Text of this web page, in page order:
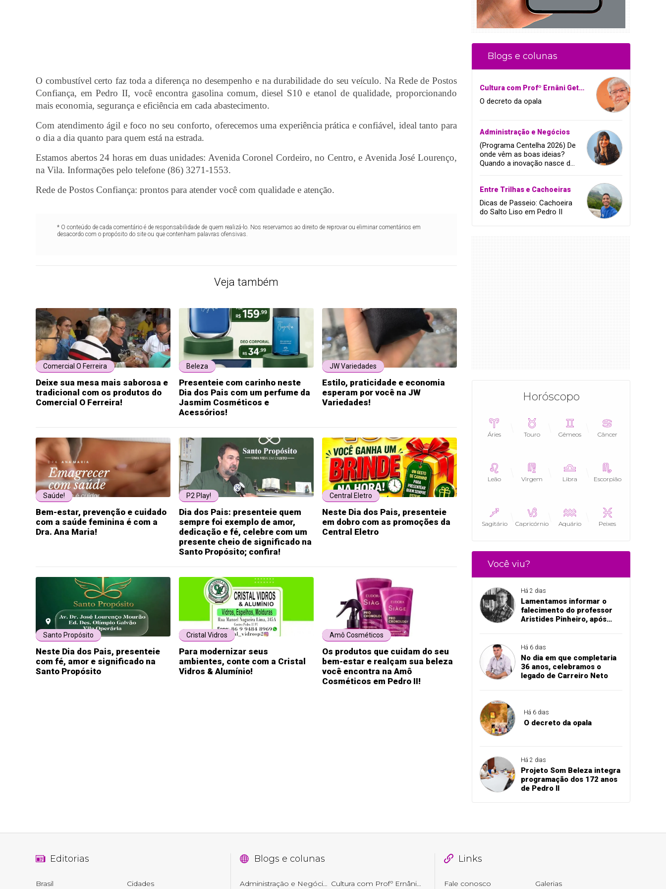
O combustível certo faz toda a diferença no desempenho e na durabilidade do seu veículo. Na Rede de Postos
Confiança, em Pedro II, você encontra gasolina comum, diesel S10 e etanol de qualidade, proporcionando
mais economia, segurança e eficiência em cada abastecimento.
Com atendimento ágil e foco no seu conforto, oferecemos uma experiência prática e confiável, ideal tanto para
o dia a dia quanto para quem está na estrada.
Estamos abertos 24 horas em duas unidades: Avenida Coronel Cordeiro, no Centro, e Avenida José Lourenço,
na Vila. Informações pelo telefone (86) 3271-1553.
Rede de Postos Confiança: prontos para atender você com qualidade e atenção.
* O conteúdo de cada comentário é de responsabilidade de quem realizá-lo. Nos reservamos ao direito de reprovar ou eliminar comentários em
desacordo com o propósito do site ou que contenham palavras ofensivas.
Veja também
Comercial O Ferreira
Deixe sua mesa mais saborosa e
tradicional com os produtos do
Comercial O Ferreira!
Beleza
Presenteie com carinho neste
Dia dos Pais com um perfume da
Jasmim Cosméticos e
Acessórios!
JW Variedades
Estilo, praticidade e economia
esperam por você na JW
Variedades!
Saúde!
Bem-estar, prevenção e cuidado
com a saúde feminina é com a
Dra. Ana Maria!
P2 Play!
Dia dos Pais: presenteie quem
sempre foi exemplo de amor,
dedicação e fé, celebre com um
presente cheio de significado na
Santo Propósito; confira!
Central Eletro
Neste Dia dos Pais, presenteie
em dobro com as promoções da
Central Eletro
Santo Propósito
Neste Dia dos Pais, presenteie
com fé, amor e significado na
Santo Propósito
Cristal Vidros
Para modernizar seus
ambientes, conte com a Cristal
Vidros & Alumínio!
Amô Cosméticos
Os produtos que cuidam do seu
bem-estar e realçam sua beleza
você encontra na Amô
Cosméticos em Pedro II!
Blogs e colunas
Cultura com Profº Ernâni Getirana
O decreto da opala
Administração e Negócios
(Programa Centelha 2026) De
onde vêm as boas ideias?
Quando a inovação nasce da
Entre Trilhas e Cachoeiras
Dicas de Passeio: Cachoeira
do Salto Liso em Pedro II
Horóscopo
Áries Touro Gêmeos Câncer
Leão Virgem Libra Escorpião
Sagitário Capricórnio Aquário Peixes
Você viu?
Há 2 dias
Lamentamos informar o
falecimento do professor
Aristides Pinheiro, após
Há 6 dias
No dia em que completaria
36 anos, celebramos o
legado de Carreiro Neto
Há 6 dias
O decreto da opala
Há 2 dias
Projeto Som Beleza integra
programação dos 172 anos
de Pedro II
Editorias
Brasil Cidades
Blogs e colunas Links
Fale conosco Galerias